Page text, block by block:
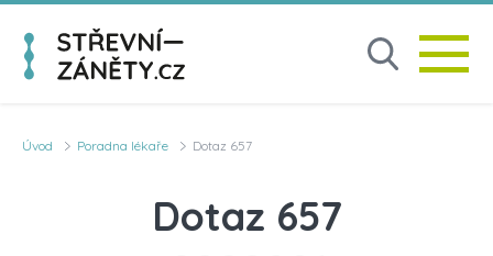
Úvod Poradna lékaře Dotaz 657
Dotaz 657